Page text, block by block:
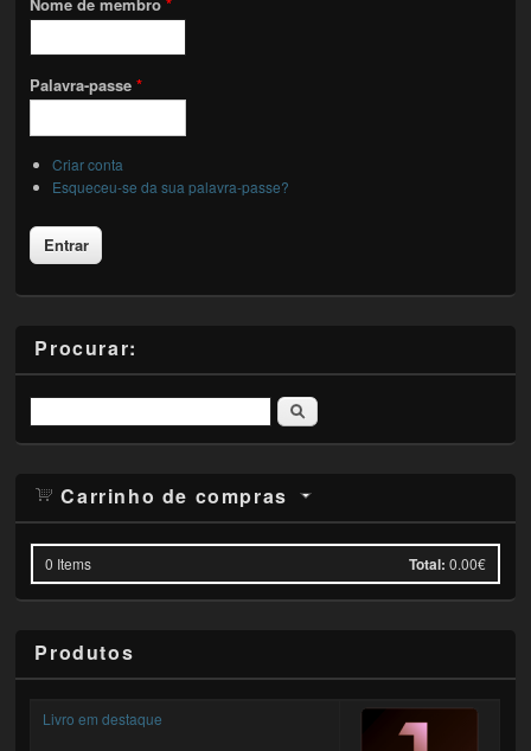
Palavra-passe*
Criar conta
Esqueceu-se da sua palavra-passe?
Procurar:
Pesquisar
Carrinho de compras
0 Items Total: 0.00€
Produtos
Livro em destaque